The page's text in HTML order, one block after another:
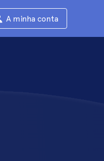
A minha conta